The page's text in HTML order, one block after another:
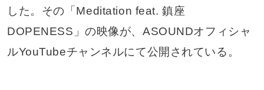
した。その「Meditation feat. 鎮座
DOPENESS」の映像が、ASOUNDオフィシャ
ルYouTubeチャンネルにて公開されている。